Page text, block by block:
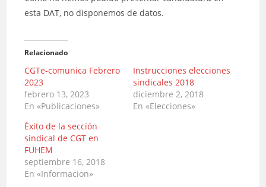
esta DAT, no disponemos de datos.
Relacionado
CGTe-comunica Febrero
2023
febrero 13, 2023
En «Publicaciones»
Instrucciones elecciones
sindicales 2018
diciembre 2, 2018
En «Elecciones»
Éxito de la sección
sindical de CGT en
FUHEM
septiembre 16, 2018
En «Informacion»